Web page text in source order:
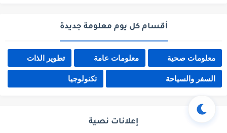
أقسام كل يوم معلومة جديدة
معلومات صحية معلومات عامة تطوير الذات
السفر والسياحة تكنولوجيا
إعلانات نصية